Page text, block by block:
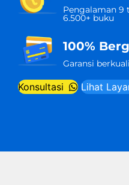
Pengalaman 9
6.500+ buku
100%
Garansi
Konsultasi Lihat